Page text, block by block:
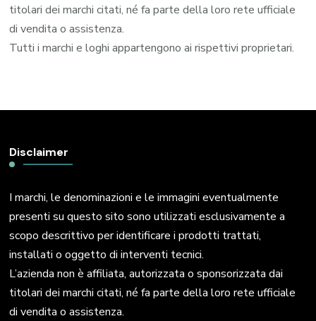
titolari dei marchi citati, né fa parte della loro rete ufficiale
di vendita o assistenza.
Tutti i marchi e loghi appartengono ai rispettivi proprietari.
Disclaimer
I marchi, le denominazioni e le immagini eventualmente
presenti su questo sito sono utilizzati esclusivamente a
scopo descrittivo per identificare i prodotti trattati,
installati o oggetto di interventi tecnici.
L’azienda non è affiliata, autorizzata o sponsorizzata dai
titolari dei marchi citati, né fa parte della loro rete ufficiale
di vendita o assistenza.